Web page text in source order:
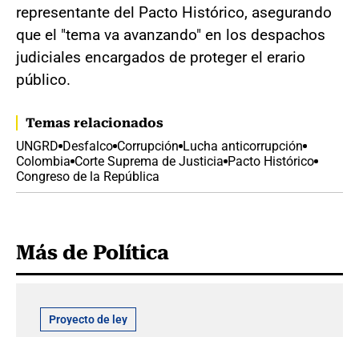
representante del Pacto Histórico, asegurando
que el "tema va avanzando" en los despachos
judiciales encargados de proteger el erario
público.
Temas relacionados
UNGRD Desfalco Corrupción Lucha anticorrupción
Colombia Corte Suprema de Justicia Pacto Histórico
Congreso de la República
Más de Política
Proyecto de ley